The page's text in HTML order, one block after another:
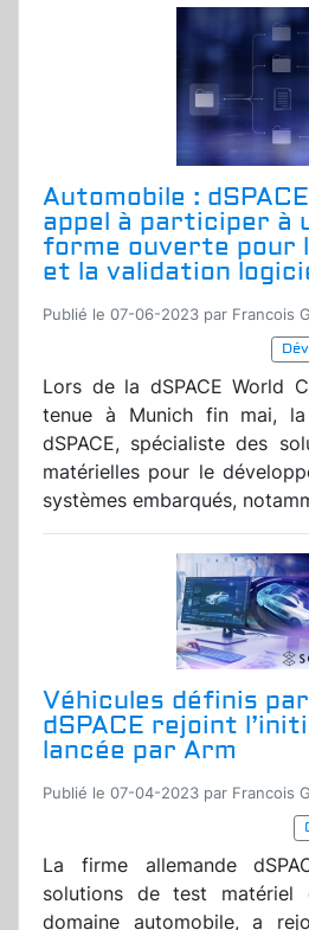
Automobile :
appel à participer à
forme ouverte pour
et la validation
Publié le 07-06-2023 par Francois
Lors de la dSPACE World
tenue à Munich fin mai, la
dSPACE, spécialiste des
matérielles pour le
systèmes embarqués,
Véhicules définis
dSPACE rejoint
lancée par Arm
Publié le 07-04-2023 par Francois
La firme allemande
solutions de test
domaine automobile, a